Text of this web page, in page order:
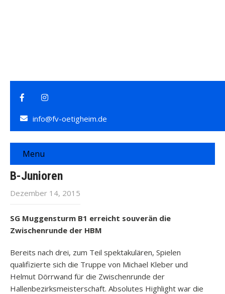
info@fv-oetigheim.de
Menu
B-Junioren
Dezember 14, 2015
SG Muggensturm B1 erreicht souverän die
Zwischenrunde der HBM
Bereits nach drei, zum Teil spektakulären, Spielen
qualifizierte sich die Truppe von Michael Kleber und
Helmut Dörrwand für die Zwischenrunde der
Hallenbezirksmeisterschaft. Absolutes Highlight war die